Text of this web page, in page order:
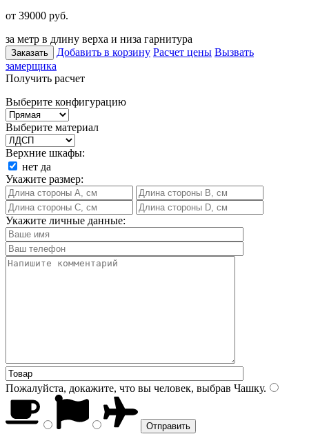
от 39000 руб.
за метр в длину верха и низа гарнитура
Заказать Добавить в корзину Расчет цены Вызвать
замерщика
Получить расчет
Выберите конфигурацию
Выберите материал
Верхние шкафы:
нет да
Укажите размер:
Укажите личные данные:
Пожалуйста, докажите, что вы человек, выбрав Чашку.